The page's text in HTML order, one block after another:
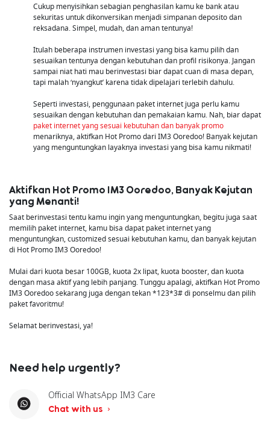
Cukup menyisihkan sebagian penghasilan kamu ke bank atau
sekuritas untuk dikonversikan menjadi simpanan deposito dan
reksadana. Simpel, mudah, dan aman tentunya!
Itulah beberapa instrumen investasi yang bisa kamu pilih dan
sesuaikan tentunya dengan kebutuhan dan profil risikonya. Jangan
sampai niat hati mau berinvestasi biar dapat cuan di masa depan,
tapi malah ‘nyangkut’ karena tidak dipelajari terlebih dahulu.
Seperti investasi, penggunaan paket internet juga perlu kamu
sesuaikan dengan kebutuhan dan pemakaian kamu. Nah, biar dapat
paket internet yang sesuai kebutuhan dan banyak promo
menariknya, aktifkan Hot Promo dari IM3 Ooredoo! Banyak kejutan
yang menguntungkan layaknya investasi yang bisa kamu nikmati!
Aktifkan Hot Promo IM3 Ooredoo, Banyak Kejutan
yang Menanti!
Saat berinvestasi tentu kamu ingin yang menguntungkan, begitu juga saat
memilih paket internet, kamu bisa dapat paket internet yang
menguntungkan, customized sesuai kebutuhan kamu, dan banyak kejutan
di Hot Promo IM3 Ooredoo!
Mulai dari kuota besar 100GB, kuota 2x lipat, kuota booster, dan kuota
dengan masa aktif yang lebih panjang. Tunggu apalagi, aktifkan Hot Promo
IM3 Ooredoo sekarang juga dengan tekan *123*3# di ponselmu dan pilih
paket favoritmu!
Selamat berinvestasi, ya!
Need help urgently?
Official WhatsApp IM3 Care
Chat with us